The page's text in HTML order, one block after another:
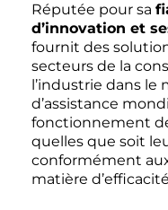
Réputée pour sa
d’innovation et
fournit des
secteurs de la
l’industrie dans
d’assistance
fonctionnement
quelles que soit
conformément
matière